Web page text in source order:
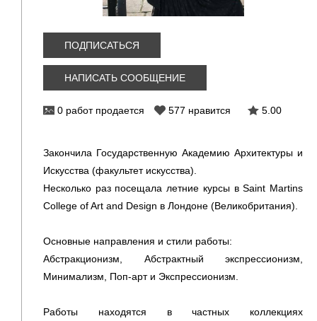
ПОДПИСАТЬСЯ
НАПИСАТЬ СООБЩЕНИЕ
0 работ продается 577 нравится 5.00
Закончила Государственную Академию Архитектуры и
Искусства (факультет искусства).
Несколько раз посещала летние курсы в Saint Martins
College of Art and Design в Лондоне (Великобритания).
Основные направления и стили работы:
Абстракционизм, Абстрактный экспрессионизм,
Минимализм, Поп-арт и Экспрессионизм.
Работы находятся в частных коллекциях